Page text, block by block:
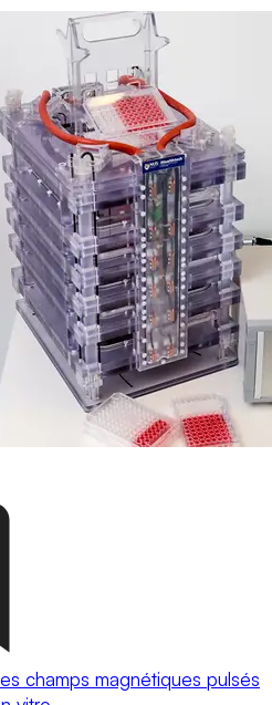
champs magnétiques pulsés